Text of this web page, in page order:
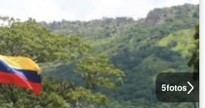
5fotos